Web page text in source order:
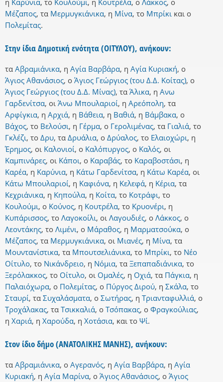
η Καρύνια, το Κουλούμι, η Κουτρέλα, ο Λάκκος, ο
Μέζαπος, τα Μερμυγκιάνικα, η Μίνα, το Μπρίκι και ο
Πολεμίτας.
Στην ίδια Δημοτική ενότητα (ΟΙΤΥΛΟΥ), ανήκουν:
τα Αβραμιάνικα, η Αγία Βαρβάρα, η Αγία Κυριακή, ο
Άγιος Αθανάσιος, ο Άγιος Γεώργιος (του Δ.Δ. Κοίτας), ο
Άγιος Γεώργιος (του Δ.Δ. Μίνας), τα Άλικα, η Ανω
Γαρδενίτσα, οι Άνω Μπουλαριοί, η Αρεόπολη, τα
Αρφίγκια, η Αρχιά, η Βάθεια, η Βαθιά, η Βάμβακα, ο
Βάχος, το Βελούσι, η Γέρμα, ο Γερολιμένας, τα Γιαλιά, το
Γκλέζι, το Δρυ, τα Δρυάλια, ο Δρύαλος, το Ελαιοχώρι, η
Έρημος, οι Καλονιοί, ο Καλόπυργος, ο Καλός, οι
Καμπινάρες, οι Κάποι, ο Καραβάς, το Καραβοστάσι, η
Καρέα, η Καρύνια, η Κάτω Γαρδενίτσα, η Κάτω Καρέα, οι
Κάτω Μπουλαριοί, η Καφιόνα, η Κελεφά, η Κέρια, τα
Κεχριάνικα, η Κηπούλα, η Κοίτα, το Κοτράφι, το
Κουλούμι, ο Κούνος, η Κουτρέλα, το Κρυονέρι, η
Κυπάρισσος, το Λαγοκοίλι, οι Λαγουδιές, ο Λάκκος, ο
Λεοντάκης, το Λιμένι, ο Μάραθος, η Μαρματσούκα, ο
Μέζαπος, τα Μερμυγκιάνικα, οι Μιανές, η Μίνα, τα
Μουντανίστικα, τα Μπουτσελιάνικα, το Μπρίκι, το Νέο
Οίτυλο, το Νικάνδρειο, η Νόμια, τα Ξεπαπαδιάνικα, το
Ξερόλακκος, το Οίτυλο, οι Ομαλές, η Οχιά, τα Πάγκια, η
Παλαιόχωρα, ο Πολεμίτας, ο Πύργος Διρού, η Σκάλα, το
Σταυρί, τα Συχαλάσματα, ο Σωτήρας, η Τριανταφυλλιά, ο
Τροχάλακας, τα Τσικκαλιά, ο Τσόπακας, ο Φραγκούλιας,
η Χαριά, η Χαρούδα, η Χοτάσια, και το Ψί.
Στον ίδιο δήμο (ΑΝΑΤΟΛΙΚΗΣ ΜΑΝΗΣ), ανήκουν:
τα Αβραμιάνικα, ο Αγερανός, η Αγία Βαρβάρα, η Αγία
Κυριακή, η Αγία Μαρίνα, ο Άγιος Αθανάσιος, ο Άγιος